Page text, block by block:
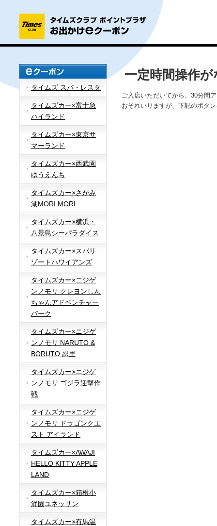
タイムズ スパ・レスタ
タイムズカー×富士急
ハイランド
タイムズカー×東京サ
マーランド
タイムズカー×西武園
ゆうえんち
タイムズカー×さがみ
湖MORI MORI
タイムズカー×横浜・
八景島シーパラダイス
タイムズカー×スパリ
ゾートハワイアンズ
タイムズカー×ニジゲ
ンノモリ クレヨンしん
ちゃんアドベンチャー
パーク
タイムズカー×ニジゲ
ンノモリ NARUTO &
BORUTO 忍里
タイムズカー×ニジゲ
ンノモリ ゴジラ迎撃作
戦
タイムズカー×ニジゲ
ンノモリ ドラゴンクエ
スト アイランド
タイムズカー×AWAJI
HELLO KITTY APPLE
LAND
タイムズカー×箱根小
涌園ユネッサン
タイムズカー×有馬温
一定時間操作
ご入店いただいてから、30分間
おそれいりますが、下記のボタ